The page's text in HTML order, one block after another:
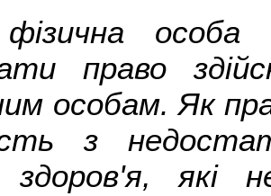
право
особам. Як
з
які